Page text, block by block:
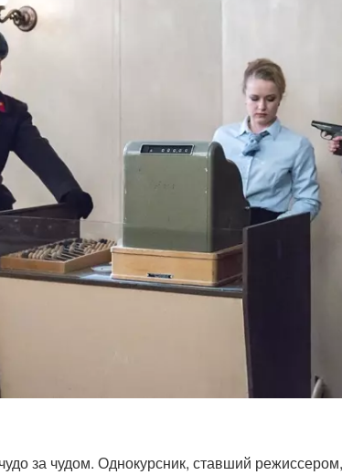
за чудом. Однокурсник, ставший